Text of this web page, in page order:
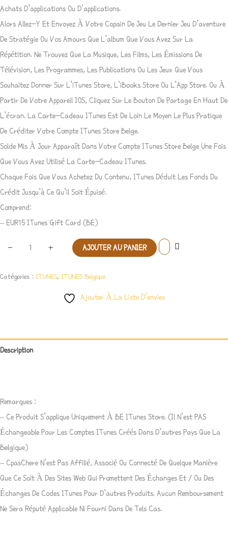
Achats D’applications Ou D’applications.
Alors Allez-Y Et Envoyez À Votre Copain De Jeu Le Dernier Jeu D’aventure
De Stratégie Ou Vos Amours Que L’album Que Vous Avez Sur La
Répétition. Ne Trouvez Que La Musique, Les Films, Les Émissions De
Télévision, Les Programmes, Les Publications Ou Les Jeux Que Vous
Souhaitez Donner Sur L’iTunes Store, L’iBooks Store Ou L’App Store. Ou À
Partir De Votre Appareil IOS, Cliquez Sur Le Bouton De Partage En Haut De
L’écran. La Carte-Cadeau ITunes Est De Loin Le Moyen Le Plus Pratique
De Créditer Votre Compte ITunes Store Belge.
Solde Mis À Jour Apparaît Dans Votre Compte ITunes Store Belge Une Fois
Que Vous Avez Utilisé La Carte-Cadeau ITunes.
Chaque Fois Que Vous Achetez Du Contenu, ITunes Déduit Les Fonds Du
Crédit Jusqu’à Ce Qu’il Soit Épuisé.
Comprend:
– EUR15 ITunes Gift Card (BE)
- + AJOUTER AU PANIER
Catégories : ITUNES, ITUNES Belgique
Ajouter À La Liste D’envies
Description
Remarques :
– Ce Produit S’applique Uniquement À BE ITunes Store. (Il N’est PAS
Échangeable Pour Les Comptes ITunes Créés Dans D’autres Pays Que La
Belgique)
– CpasChere N’est Pas Affilié, Associé Ou Connecté De Quelque Manière
Que Ce Soit À Des Sites Web Qui Promettent Des Échanges Et / Ou Des
Échanges De Codes ITunes Pour D’autres Produits. Aucun Remboursement
Ne Sera Réputé Applicable Ni Fourni Dans De Tels Cas.